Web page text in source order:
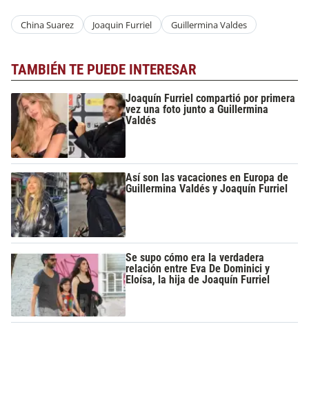
China Suarez Joaquin Furriel Guillermina Valdes
TAMBIÉN TE PUEDE INTERESAR
Joaquín Furriel compartió por primera
vez una foto junto a Guillermina
Valdés
Así son las vacaciones en Europa de
Guillermina Valdés y Joaquín Furriel
Se supo cómo era la verdadera
relación entre Eva De Dominici y
Eloísa, la hija de Joaquín Furriel